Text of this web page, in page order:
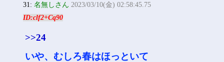
31:名無しさん 2023/03/10(金) 02:58:45.75
ID:clf2+Cq90
>>24
いや、むしろ春はほっといて